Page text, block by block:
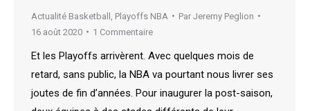
Actualité Basketball Playoffs NBA Par Jeremy Peglion
16 août 2020
1 Commentaire
Et les Playoffs arrivèrent. Avec quelques mois de
retard, sans public, la NBA va pourtant nous livrer ses
joutes de fin d’années. Pour inaugurer la post-saison,